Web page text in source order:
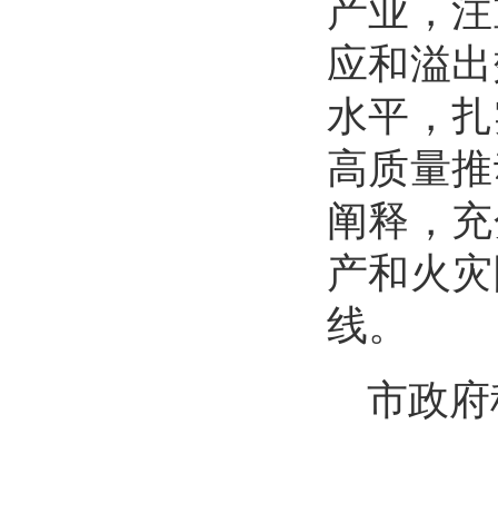
应和溢
水平，
高质量
阐释，
产和火
线。
市政